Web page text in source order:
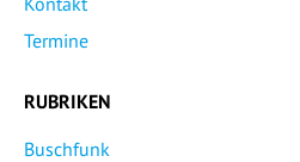
Termine
RUBRIKEN
Buschfunk